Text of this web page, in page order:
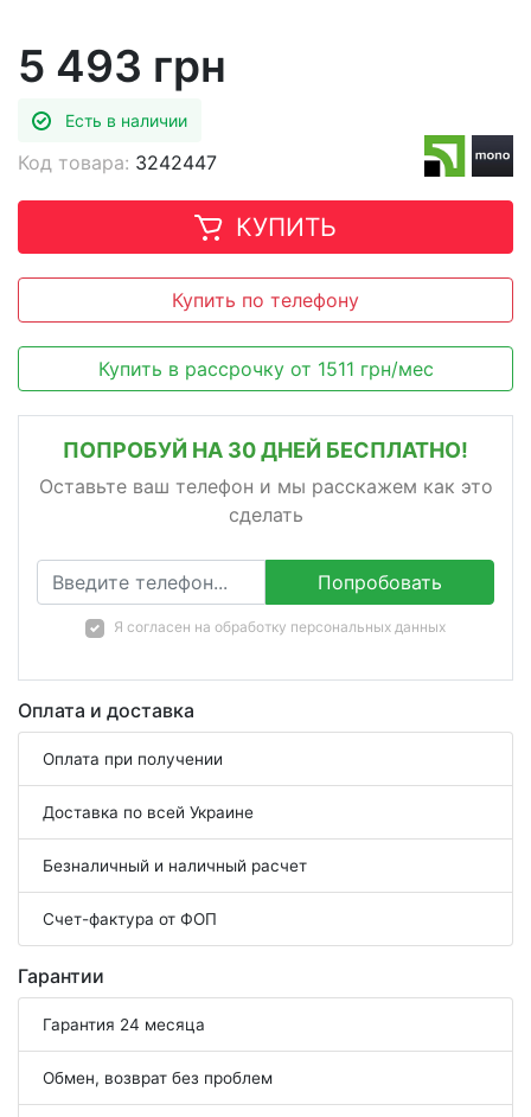
5 493 грн
Есть в наличии
Код товара: 3242447
КУПИТЬ
Купить по телефону
Купить в рассрочку от 1511 грн/мес
ПОПРОБУЙ НА 30 ДНЕЙ БЕСПЛАТНО!
Оставьте ваш телефон и мы расскажем как это
сделать
Попробовать
Я согласен на обработку персональных данных
Оплата и доставка
Оплата при получении
Доставка по всей Украине
Безналичный и наличный расчет
Счет-фактура от ФОП
Гарантии
Гарантия 24 месяца
Обмен, возврат без проблем